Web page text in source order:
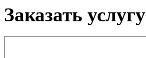
Заказать услугу